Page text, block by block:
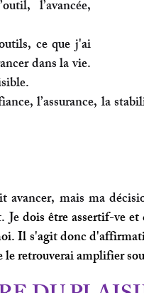
l’avancée,
ce que j'ai
dans la vie.
l’assurance, la
avancer, mais ma
Je dois être assertif-ve et
Il s'agit donc
le retrouverai amplifier